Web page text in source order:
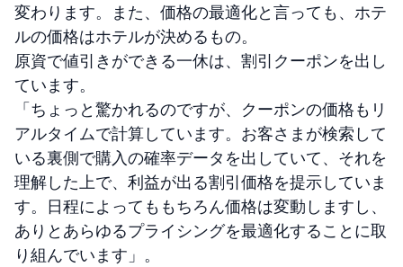
変わります。また、価格の最適化と言っても、ホテ
ルの価格はホテルが決めるもの。
原資で値引きができる一休は、割引クーポンを出し
ています。
「ちょっと驚かれるのですが、クーポンの価格もリ
アルタイムで計算しています。お客さまが検索して
いる裏側で購入の確率データを出していて、それを
理解した上で、利益が出る割引価格を提示していま
す。日程によってももちろん価格は変動しますし、
ありとあらゆるプライシングを最適化することに取
り組んでいます」。